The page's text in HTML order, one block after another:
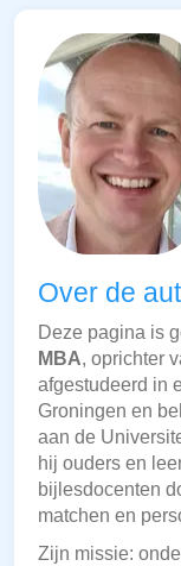
Over de
Deze pagina is
MBA, oprichter
afgestudeerd in
Groningen en
aan de
hij ouders en
bijlesdocenten
matchen en
Zijn missie: